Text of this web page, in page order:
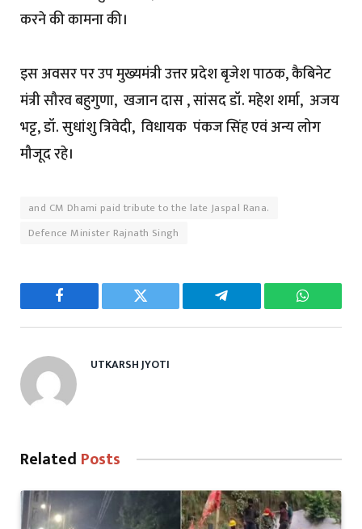
करने की कामना की।
इस अवसर पर उप मुख्यमंत्री उत्तर प्रदेश बृजेश पाठक, कैबिनेट
मंत्री सौरव बहुगुणा, खजान दास , सांसद डॉ. महेश शर्मा, अजय
भट्ट, डॉ. सुधांशु त्रिवेदी, विधायक पंकज सिंह एवं अन्य लोग
मौजूद रहे।
and CM Dhami paid tribute to the late Jaspal Rana.
Defence Minister Rajnath Singh
Facebook Twitter Telegram
UTKARSH JYOTI
Related Posts